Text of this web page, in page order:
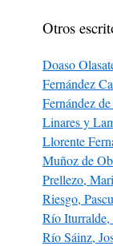
Otros
Doaso
Fernández
Fernández
Linares y
Llorente
Muñoz de
Prellezo,
Riesgo,
Río
Río Sáinz,